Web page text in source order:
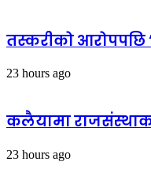
तस्करीको आरोपपछि
23 hours ago
कलैयामा राजसंस्थाको
23 hours ago